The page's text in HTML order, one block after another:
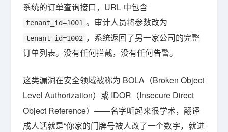
系统的订单查询接口，URL 中包含
tenant_id=1001 。审计人员将参数改为
tenant_id=1002 ，系统返回了另一家公司的完整
订单列表。没有任何拦截，没有任何告警。
这类漏洞在安全领域被称为 BOLA（Broken Object
Level Authorization）或 IDOR（Insecure Direct
Object Reference）——名字听起来很学术，翻译
成人话就是“你家的门牌号被人改了一个数字，就进